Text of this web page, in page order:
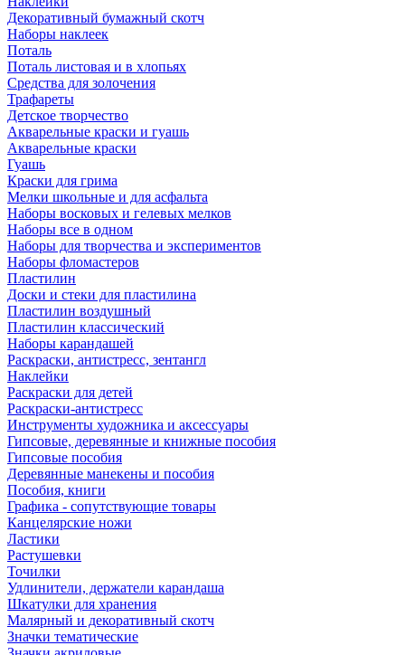
Декоративный бумажный скотч
Наборы наклеек
Поталь
Поталь листовая и в хлопьях
Средства для золочения
Трафареты
Детское творчество
Акварельные краски и гуашь
Акварельные краски
Гуашь
Краски для грима
Мелки школьные и для асфальта
Наборы восковых и гелевых мелков
Наборы все в одном
Наборы для творчества и экспериментов
Наборы фломастеров
Пластилин
Доски и стеки для пластилина
Пластилин воздушный
Пластилин классический
Наборы карандашей
Раскраски, антистресс, зентангл
Наклейки
Раскраски для детей
Раскраски-антистресс
Инструменты художника и аксессуары
Гипсовые, деревянные и книжные пособия
Гипсовые пособия
Деревянные манекены и пособия
Пособия, книги
Графика - сопутствующие товары
Канцелярские ножи
Ластики
Растушевки
Точилки
Удлинители, держатели карандаша
Шкатулки для хранения
Малярный и декоративный скотч
Значки тематические